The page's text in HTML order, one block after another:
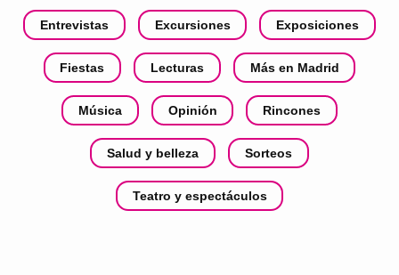
Entrevistas Excursiones Exposiciones
Fiestas Lecturas Más en Madrid
Música Opinión Rincones
Salud y belleza Sorteos
Teatro y espectáculos